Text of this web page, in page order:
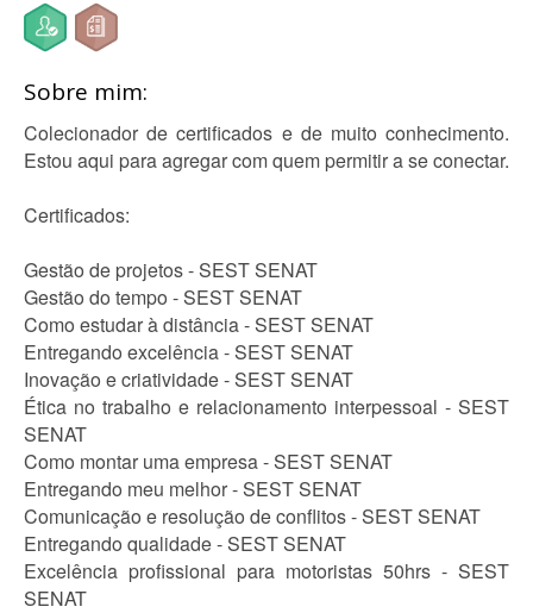
Sobre mim:
Colecionador de certificados e de muito conhecimento.
Estou aqui para agregar com quem permitir a se conectar.
Certificados:
Gestão de projetos - SEST SENAT
Gestão do tempo - SEST SENAT
Como estudar à distância - SEST SENAT
Entregando excelência - SEST SENAT
Inovação e criatividade - SEST SENAT
Ética no trabalho e relacionamento interpessoal - SEST
SENAT
Como montar uma empresa - SEST SENAT
Entregando meu melhor - SEST SENAT
Comunicação e resolução de conflitos - SEST SENAT
Entregando qualidade - SEST SENAT
Excelência profissional para motoristas 50hrs - SEST
SENAT